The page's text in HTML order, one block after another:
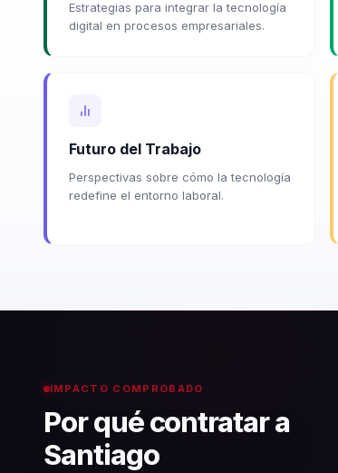
Estrategias para integrar la tecnología
digital en procesos empresariales.
Futuro del Trabajo
Perspectivas sobre cómo la tecnología
redefine el entorno laboral.
IMPACTO COMPROBADO
Por qué contratar a
Santiago